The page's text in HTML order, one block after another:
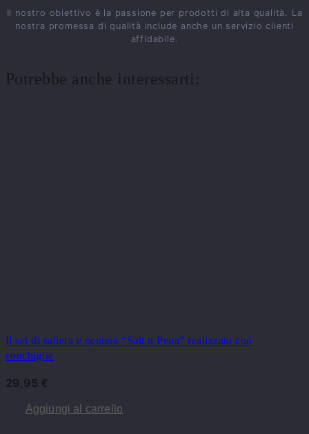
Il nostro obiettivo è la passione per prodotti di alta qualità. La
nostra promessa di qualità include anche un servizio clienti
affidabile.
Potrebbe anche interessarti:
Il set di saliera e pepiera “Salt n Pepa” realizzato con
conchiglie
29,95 €
Aggiungi al carrello